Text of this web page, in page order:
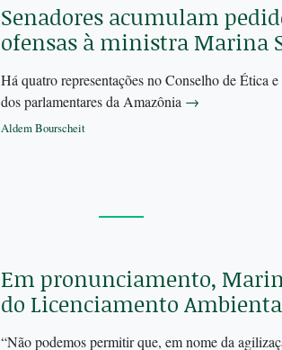
Senadores acumulam
ofensas à ministra Marina
Há quatro representações no Conselho de Ética
dos parlamentares da Amazônia →
Aldem Bourscheit
Em pronunciamento,
do Licenciamento
“Não podemos permitir que, em nome da